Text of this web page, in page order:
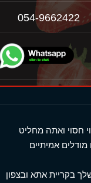
054-9662422
חסוי ואתה מחליט
מודלים אמיתיים
בקריית אתא ובצפון